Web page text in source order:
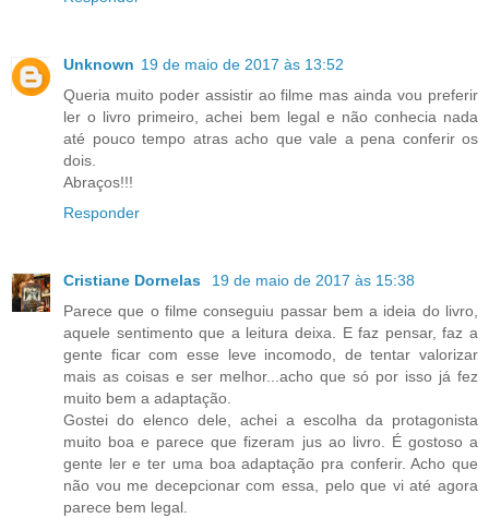
Unknown 19 de maio de 2017 às 13:52
Queria muito poder assistir ao filme mas ainda vou preferir
ler o livro primeiro, achei bem legal e não conhecia nada
até pouco tempo atras acho que vale a pena conferir os
dois.
Abraços!!!
Responder
Cristiane Dornelas
19 de maio de 2017 às 15:38
Parece que o filme conseguiu passar bem a ideia do livro,
aquele sentimento que a leitura deixa. E faz pensar, faz a
gente ficar com esse leve incomodo, de tentar valorizar
mais as coisas e ser melhor...acho que só por isso já fez
muito bem a adaptação.
Gostei do elenco dele, achei a escolha da protagonista
muito boa e parece que fizeram jus ao livro. É gostoso a
gente ler e ter uma boa adaptação pra conferir. Acho que
não vou me decepcionar com essa, pelo que vi até agora
parece bem legal.